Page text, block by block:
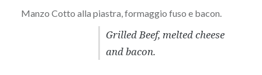
Manzo Cotto alla piastra, formaggio fuso e bacon.
Grilled Beef, melted cheese
and bacon.